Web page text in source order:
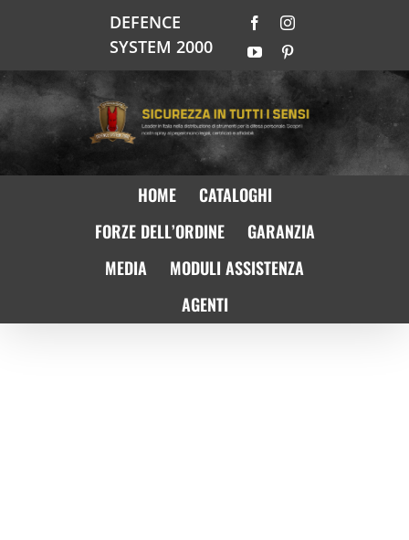
DEFENCE
SYSTEM 2000
FacebookInstagram
YouTubePinterest
HOME
CATALOGHI
FORZE DELL’ORDINE
GARANZIA
MEDIA
MODULI ASSISTENZA
AGENTI